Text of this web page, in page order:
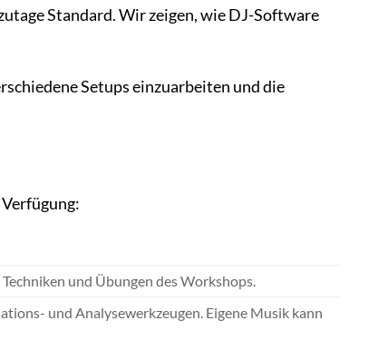
Standard. Wir zeigen, wie DJ-Software
Setups einzuarbeiten und die
und Übungen des Workshops.
und Analysewerkzeugen. Eigene Musik kann